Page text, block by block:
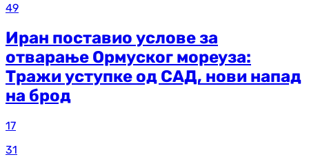
49
Иран поставио услове за
отварање Ормуског мореуза:
Тражи уступке од САД, нови напад
на брод
17
31